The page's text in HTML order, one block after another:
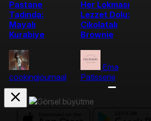
Pastane
Tadında:
Mayalı
Kurabiye
cookingjournaal
Her Lokması
Lezzet Dolu:
Çikolatalı
Brownie
Ema
Patisserie